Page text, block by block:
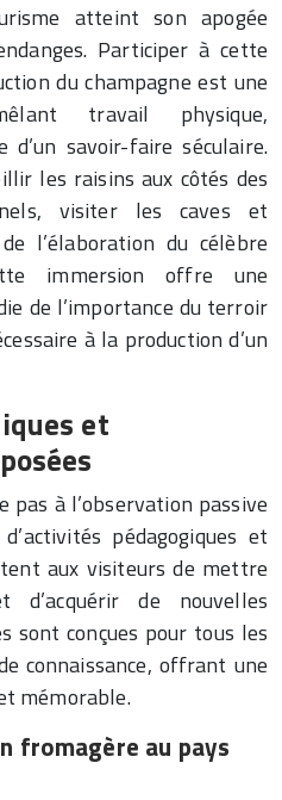
atteint son apogée
Participer à cette
du champagne est une
travail physique,
savoir-faire séculaire.
les raisins aux côtés des
visiter les caves et
l’élaboration du célèbre
immersion offre une
de l’importance du terroir
à la production d’un
et
pas à l’observation passive
pédagogiques et
aux visiteurs de mettre
de nouvelles
sont conçues pour tous les
connaissance, offrant une
mémorable.
fromagère au pays